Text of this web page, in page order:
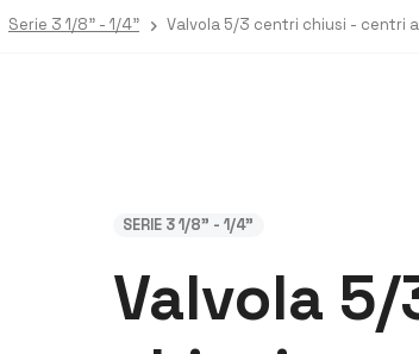
Serie 3 1/8” - 1/4”
SERIE 3 1/8” - 1/4”
Valvola